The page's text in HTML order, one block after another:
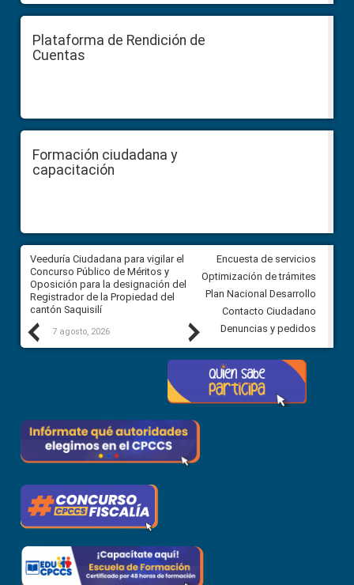
Plataforma de Rendición de
Cuentas
Formación ciudadana y
capacitación
Previous
Veeduría Ciudadana para vigilar el
Concurso Público de Méritos y
Oposición para la designación del
Registrador de la Propiedad del
cantón Saquisilí
7 agosto, 2026
Veeduría Ciudadana para
construcción del asfaltado de
Ballenita del cantón Santa
7 agosto, 2026
Next
Encuesta de servicios
Optimización de trámites
Plan Nacional Desarrollo
Contacto Ciudadano
Denuncias y pedidos